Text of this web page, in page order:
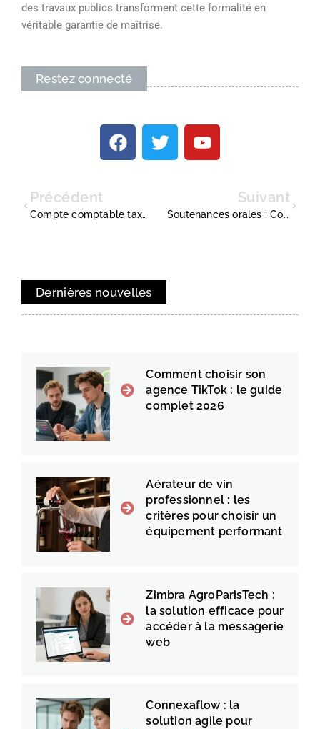
des travaux publics transforment cette formalité en
véritable garantie de maîtrise.
Restez connecté
Précédent
Compte comptable taxe apprentissage : la méthode pour enregistrer chaque écriture
Suivant
Soutenances orales : Comment améliorer la qualité des images de vos présentations pour convaincre le jury ?
Dernières nouvelles
Comment choisir son
agence TikTok : le guide
complet 2026
Aérateur de vin
professionnel : les
critères pour choisir un
équipement performant
Zimbra AgroParisTech :
la solution efficace pour
accéder à la messagerie
web
Connexaflow : la
solution agile pour